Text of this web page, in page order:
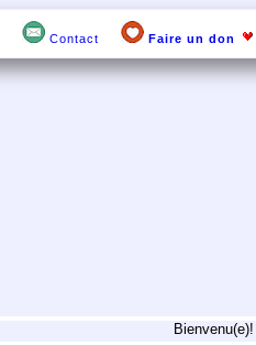
Contact Faire un don
Bienvenu(e)!